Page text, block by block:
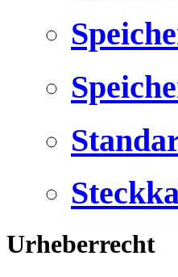
Urheberrecht